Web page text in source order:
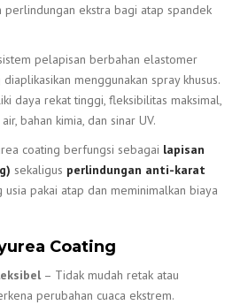
perlindungan ekstra bagi atap spandek
pelapisan berbahan elastomer
menggunakan spray khusus.
daya rekat tinggi, fleksibilitas maksimal,
bahan kimia, dan sinar UV.
coating berfungsi sebagai lapisan
sekaligus perlindungan anti-karat
pakai atap dan meminimalkan biaya
Coating
– Tidak mudah retak atau
perubahan cuaca ekstrem.